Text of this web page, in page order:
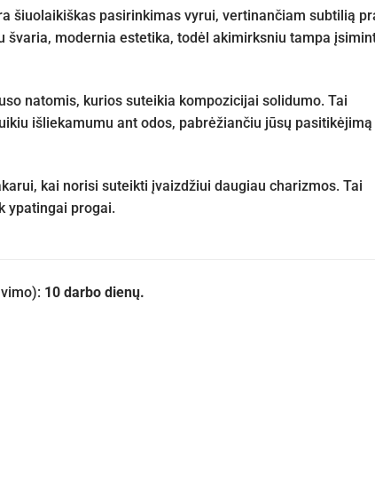
šiuolaikiškas pasirinkimas vyrui, vertinančiam subtilią
modernia estetika, todėl akimirksniu tampa
natomis, kurios suteikia kompozicijai solidumo. Tai
išliekamumu ant odos, pabrėžiančiu jūsų
kai norisi suteikti įvaizdžiui daugiau charizmos. Tai
ypatingai progai.
10 darbo dienų.